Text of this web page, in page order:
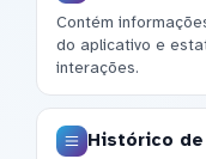
Contém
do aplicativo e
interações.
Histórico de